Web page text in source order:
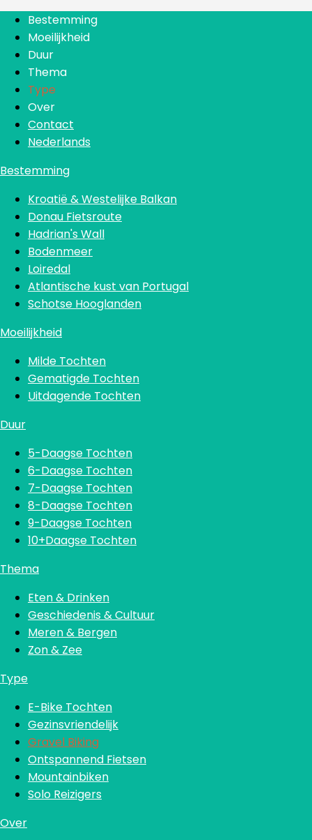
Bestemming
Moeilijkheid
Duur
Thema
Type
Over
Contact
Nederlands
Bestemming
Kroatië & Westelijke Balkan
Donau Fietsroute
Hadrian's Wall
Bodenmeer
Loiredal
Atlantische kust van Portugal
Schotse Hooglanden
Moeilijkheid
Milde Tochten
Gematigde Tochten
Uitdagende Tochten
Duur
5-Daagse Tochten
6-Daagse Tochten
7-Daagse Tochten
8-Daagse Tochten
9-Daagse Tochten
10+Daagse Tochten
Thema
Eten & Drinken
Geschiedenis & Cultuur
Meren & Bergen
Zon & Zee
Type
E-Bike Tochten
Gezinsvriendelijk
Gravel Biking
Ontspannend Fietsen
Mountainbiken
Solo Reizigers
Over